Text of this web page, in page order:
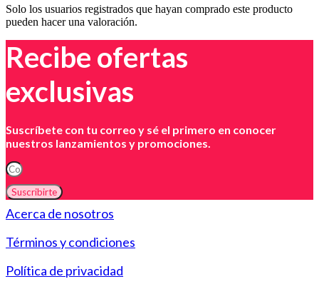
Solo los usuarios registrados que hayan comprado este producto
pueden hacer una valoración.
Recibe ofertas
exclusivas
Suscríbete con tu correo y sé el primero en conocer
nuestros lanzamientos y promociones.
Suscribirte
Acerca de nosotros
Términos y condiciones
Política de privacidad